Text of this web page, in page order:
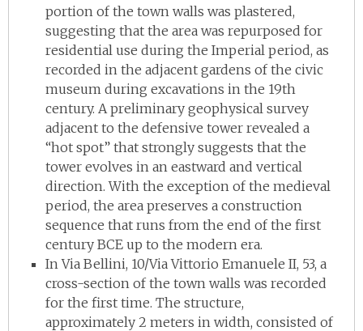
portion of the town walls was plastered,
suggesting that the area was repurposed for
residential use during the Imperial period, as
recorded in the adjacent gardens of the civic
museum during excavations in the 19th
century. A preliminary geophysical survey
adjacent to the defensive tower revealed a
“hot spot” that strongly suggests that the
tower evolves in an eastward and vertical
direction. With the exception of the medieval
period, the area preserves a construction
sequence that runs from the end of the first
century BCE up to the modern era.
In Via Bellini, 10/Via Vittorio Emanuele II, 53, a
cross-section of the town walls was recorded
for the first time. The structure,
approximately 2 meters in width, consisted of